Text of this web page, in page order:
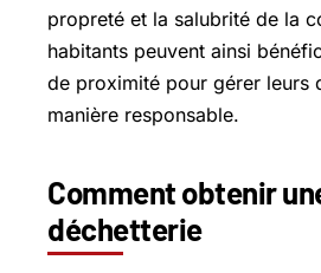
propreté et la salubrité de la
habitants peuvent ainsi
de proximité pour gérer leurs
manière responsable.
Comment obtenir
déchetterie